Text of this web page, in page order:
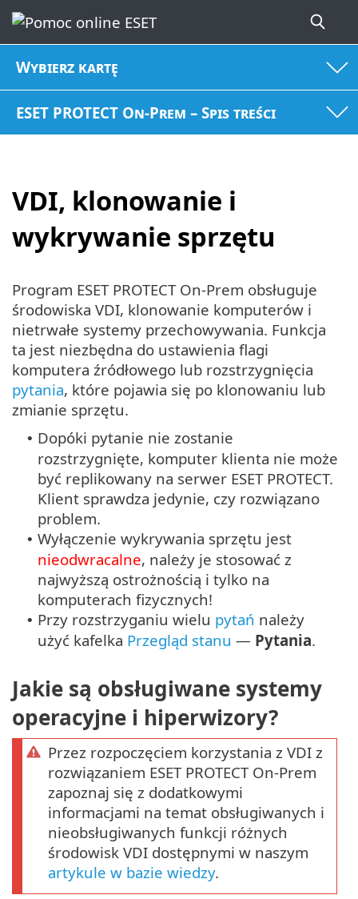
Wybierz kartę
ESET PROTECT On-Prem – Spis treści
VDI, klonowanie i
wykrywanie sprzętu
Program ESET PROTECT On-Prem obsługuje
środowiska VDI, klonowanie komputerów i
nietrwałe systemy przechowywania. Funkcja
ta jest niezbędna do ustawienia flagi
komputera źródłowego lub rozstrzygnięcia
pytania, które pojawia się po klonowaniu lub
zmianie sprzętu.
• Dopóki pytanie nie zostanie
rozstrzygnięte, komputer klienta nie może
być replikowany na serwer ESET PROTECT.
Klient sprawdza jedynie, czy rozwiązano
problem.
• Wyłączenie wykrywania sprzętu jest
nieodwracalne, należy je stosować z
najwyższą ostrożnością i tylko na
komputerach fizycznych!
• Przy rozstrzyganiu wielu pytań należy
użyć kafelka Przegląd stanu — Pytania.
Jakie są obsługiwane systemy
operacyjne i hiperwizory?
Przez rozpoczęciem korzystania z VDI z
rozwiązaniem ESET PROTECT On-Prem
zapoznaj się z dodatkowymi
informacjami na temat obsługiwanych i
nieobsługiwanych funkcji różnych
środowisk VDI dostępnymi w naszym
artykule w bazie wiedzy.